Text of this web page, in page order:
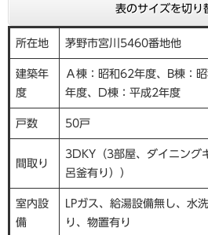
表のサイズを切り
所在地 茅野市宮川5460番地他
建築年
度
Ａ棟：昭和62年度、B棟：
年度、D棟：平成2年度
戸数 50戸
間取り
3DKY（3部屋、ダイニング
呂釜有り））
室内設
備
LPガス、給湯設備無し、水
り、物置有り